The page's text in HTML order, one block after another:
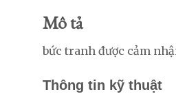
Mô tả
bức tranh được cảm
Thông tin kỹ thuật